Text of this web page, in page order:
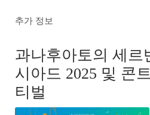
추가 정보
과나후아토의 세르
시아드 2025 및 콘
티벌